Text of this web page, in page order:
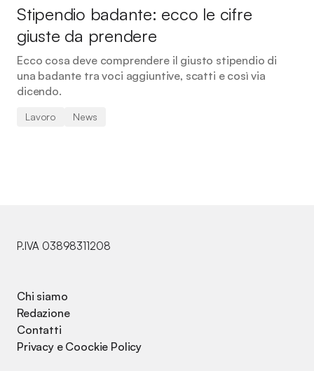
Stipendio badante: ecco le cifre
giuste da prendere
Ecco cosa deve comprendere il giusto stipendio di
una badante tra voci aggiuntive, scatti e così via
dicendo.
Lavoro News
P.IVA 03898311208
Chi siamo
Redazione
Contatti
Privacy e Coockie Policy